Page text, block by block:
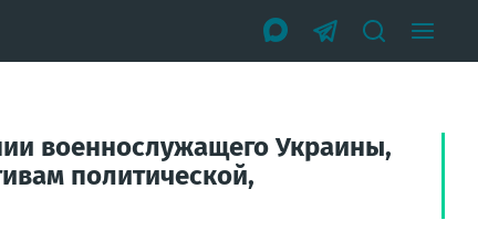
военнослужащего Украины,
политической,